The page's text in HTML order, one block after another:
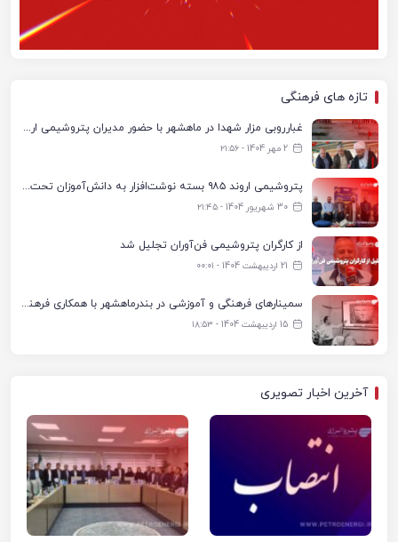
تازه های فرهنگی
غبارروبی مزار شهدا در ماهشهر با حضور مدیران پتروشیمی اروند و مسئولان شهری
2 مهر 1404 - ۲۱:۵۶
پتروشیمی اروند ۹۸۵ بسته نوشت‌افزار به دانش‌آموزان تحت پوشش کمیته امداد بندرماهشهر اهدا کرد
30 شهریور 1404 - ۲۱:۴۵
از کارگران پتروشیمی فن‌آوران تجلیل شد
21 اردیبهشت 1404 - ۰۰:۰۱
سمینارهای فرهنگی و آموزشی در بندرماهشهر با همکاری فرهنگ‌سرای پتروشیمی مارون
15 اردیبهشت 1404 - ۱۸:۵۳
آخرین اخبار تصویری